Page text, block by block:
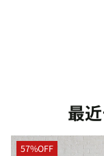
最
57%OFF